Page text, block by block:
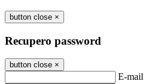
button close ×
Recupero password
button close ×
E-mail